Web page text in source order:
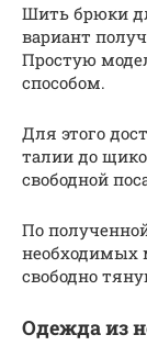
Шить брюки
вариант
Простую
способом.
Для этого
талии до
свободной
По
необходимых
свободно
Одежда из